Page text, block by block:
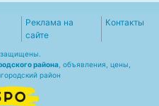
Реклама на
сайте
Контакты
района , объявления, цены,
район